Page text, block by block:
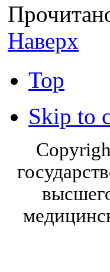
Наверх
Top
Skip to